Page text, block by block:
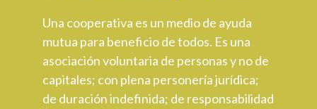
Una cooperativa es un medio de ayuda
mutua para beneficio de todos. Es una
asociación voluntaria de personas y no de
capitales; con plena personería jurídica;
de duración indefinida; de responsabilidad